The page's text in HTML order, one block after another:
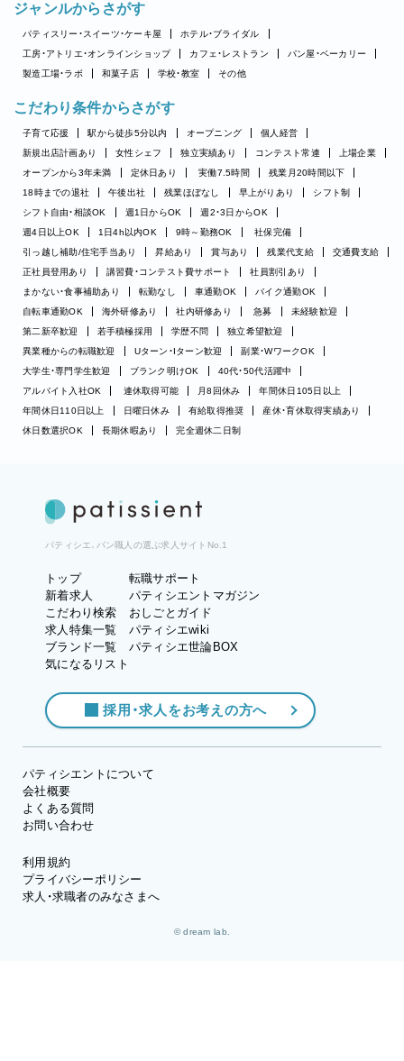
ジャンルからさがす
パティスリー・スイーツ・ケーキ屋
ホテル・ブライダル
工房・アトリエ・オンラインショップ
カフェ・レストラン
パン屋・ベーカリー
製造工場・ラボ
和菓子店 学校・教室 その他
こだわり条件からさがす
子育て応援 駅から徒歩5分以内 オープニング
個人経営
新規出店計画あり
女性シェフ 独立実績あり コンテスト常連
上場企業
オープンから3年未満
定休日あり 実働7.5時間
残業月20時間以下
18時までの退社
午後出社 残業ほぼなし 早上がりあり
シフト制
シフト自由・相談OK
週1日からOK
週2・3日からOK
週4日以上OK
1日4h以内OK 9時～勤務OK
社保完備
引っ越し補助/住宅手当あり
昇給あり 賞与あり 残業代支給
交通費支給
正社員登用あり
講習費・コンテスト費サポート
社員割引あり
まかない・食事補助あり
転勤なし 車通勤OK
バイク通勤OK
自転車通勤OK
海外研修あり 社内研修あり 急募
未経験歓迎
第二新卒歓迎
若手積極採用 学歴不問
独立希望歓迎
異業種からの転職歓迎
Uターン・Iターン歓迎
副業・WワークOK
大学生・専門学生歓迎
ブランク明けOK
40代・50代活躍中
アルバイト入社OK
連休取得可能 月8回休み
年間休日105日以上
年間休日110日以上
日曜日休み 有給取得推奨
産休・育休取得実績あり
休日数選択OK
長期休暇あり 完全週休二日制
パティシエ、パン職人の選ぶ求人サイトNo.1
トップ
新着求人
こだわり検索
求人特集一覧
ブランド一覧
気になるリスト
転職サポート
パティシエントマガジン
おしごとガイド
パティシエwiki
パティシエ世論BOX
採用・求人をお考えの方へ
パティシエントについて
会社概要
よくある質問
お問い合わせ
利用規約
プライバシーポリシー
求人・求職者のみなさまへ
© dream lab.